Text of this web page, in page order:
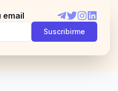
email
Telegram
TwitterInstagram
Suscribirme